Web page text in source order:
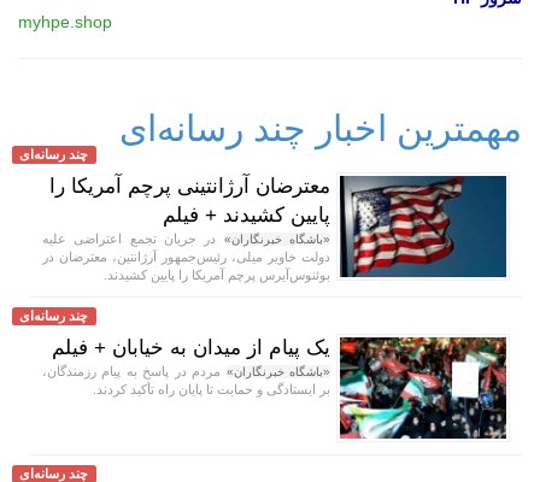
myhpe.shop
مهمترین اخبار چند رسانه‌ای
چند رسانه‌ای
معترضان آرژانتینی پرچم آمریکا را
پایین کشیدند + فیلم
«باشگاه خبرنگاران» در جریان تجمع اعتراضی علیه
دولت خاویر میلی، رئیس‌جمهور آرژانتین، معترضان در
بوئنوس‌آیرس پرچم آمریکا را پایین کشیدند.
چند رسانه‌ای
یک پیام از میدان به خیابان + فیلم
«باشگاه خبرنگاران» مردم در پاسخ به پیام رزمندگان،
بر ایستادگی و حمایت تا پایان راه تأکید کردند.
چند رسانه‌ای